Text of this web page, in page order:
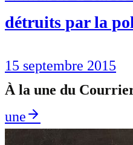
détruits par la
15 septembre 2015
À la une du
une